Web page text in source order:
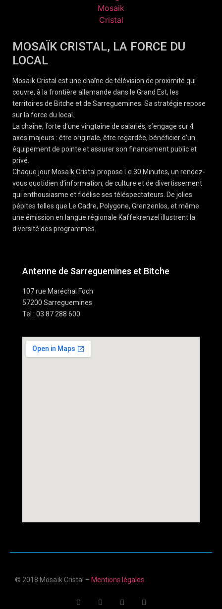
MOSAÏK CRISTAL, LA FORCE DU
LOCAL
Mosaïk Cristal est une chaîne de télévision de proximité qui
couvre, à la frontière allemande dans le Grand Est, les
territoires de Bitche et de Sarreguemines. Sa stratégie repose
sur la force du local.
La chaîne, forte d’une vingtaine de salariés, s’engage sur 4
axes majeurs : être originale, être regardée, bénéficier d’un
équipement de pointe et assurer son financement public et
privé.
Chaque jour Mosaïk Cristal propose Le 30 Minutes, un rendez-
vous quotidien d’information, de culture et de divertissement
qui enthousiasme et fidélise ses téléspectateurs. De jolies
pépites telles que Le Cadre, Polygone, Grenzenlos, et même
une émission en langue régionale Kaffekrenzel illustrent la
diversité des programmes.
Antenne de Sarreguemines et Bitche
107 rue Maréchal Foch
57200 Sarreguemines
Tel : 03 87 288 600
© 2018 Mosaïk Cristal – Mentions légales